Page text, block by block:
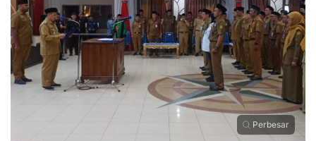
Perbesar